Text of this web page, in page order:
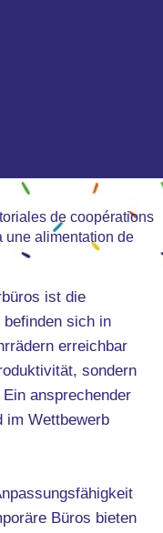
de coopérations
une alimentation de
ist die
sich in
erreichbar
sondern
ansprechender
im Wettbewerb
Büros bieten